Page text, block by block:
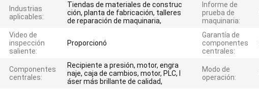
Industrias
aplicables:
Tiendas de materiales de construc
ción, planta de fabricación, talleres
de reparación de maquinaria,
Informe de
prueba de
maquinaria:
Video de
inspección
saliente:
Proporcionó
Garantía de
componentes
centrales:
Componentes
centrales:
Recipiente a presión, motor, engra
naje, caja de cambios, motor, PLC, l
áser más brillante de calidad,
Modo de
operación: